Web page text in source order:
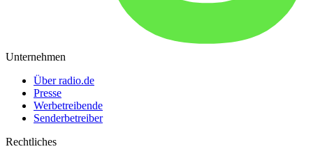
Unternehmen
Über radio.de
Presse
Werbetreibende
Senderbetreiber
Rechtliches